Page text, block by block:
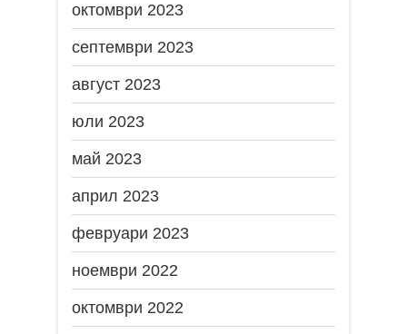
октомври 2023
септември 2023
август 2023
юли 2023
май 2023
април 2023
февруари 2023
ноември 2022
октомври 2022